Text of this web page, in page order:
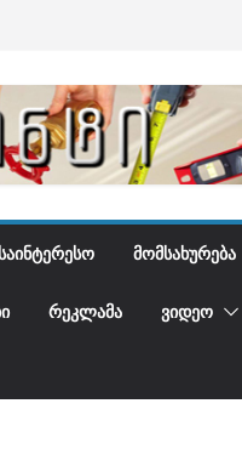
ᲡᲐᲘᲜᲢᲔᲠᲔᲡᲝ ᲛᲝᲛᲡᲐᲮᲣᲠᲔᲑᲐ
ᲠᲔᲙᲚᲐᲛᲐ ᲕᲘᲓᲔᲝ